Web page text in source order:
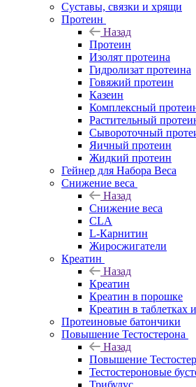
Суставы, связки и хрящи
Протеин
Назад
Протеин
Изолят протеина
Гидролизат протеина
Говяжий протеин
Казеин
Комплексный
Растительный
Сывороточный
Яичный протеин
Жидкий протеин
Гейнер для Набора Веса
Снижение веса
Назад
Снижение веса
CLA
L-Карнитин
Жиросжигатели
Креатин
Назад
Креатин
Креатин в порошке
Креатин в таблетках
Протеиновые батончики
Повышение Тестостерона
Назад
Повышение
Тестостероновые
Трибулус